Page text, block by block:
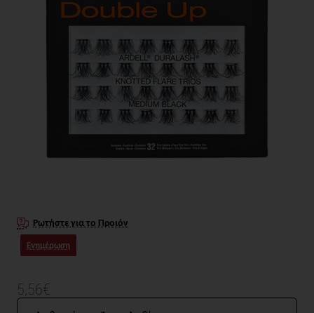
Ρωτήστε για το Προιόν
Ενημέρωση
5,56€